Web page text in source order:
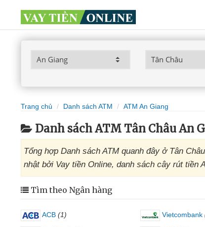
Trang chủ Danh sách ATM ATM An Giang
Danh sách ATM Tân Châu An
Tổng hợp Danh sách ATM quanh đây ở Tân
nhật bởi Vay tiền Online, danh sách cây rút tiền
Tìm theo Ngân hàng
ACB (1) Vietcombank